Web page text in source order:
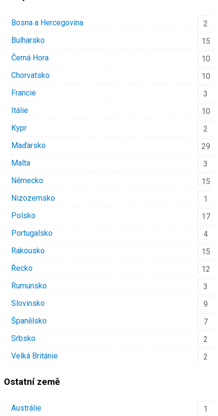
Bosna a Hercegovina
2
Bulharsko
15
Černá Hora
10
Chorvatsko
10
Francie
3
Itálie
10
Kypr
2
Maďarsko
29
Malta
3
Německo
15
Nizozemsko
1
Polsko
17
Portugalsko
4
Rakousko
15
Řecko
12
Rumunsko
3
Slovinsko
9
Španělsko
7
Srbsko
2
Velká Británie
2
Ostatní země
Austrálie
1